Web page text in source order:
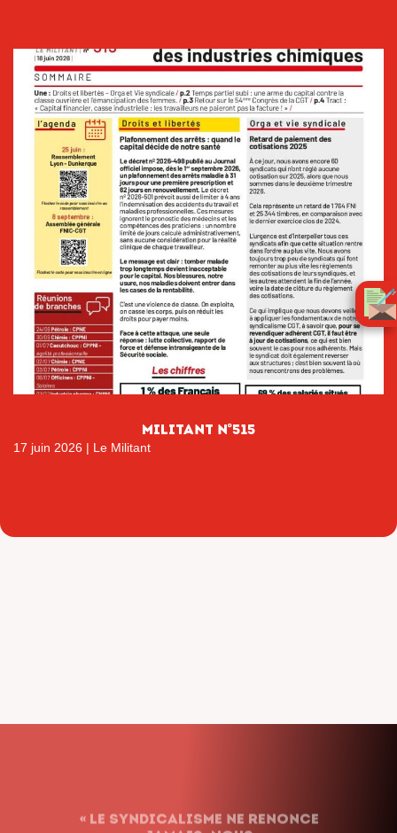
Militant n°515
17 juin 2026 | Le Militant
« Le syndicalisme ne renonce
jamais. Nous